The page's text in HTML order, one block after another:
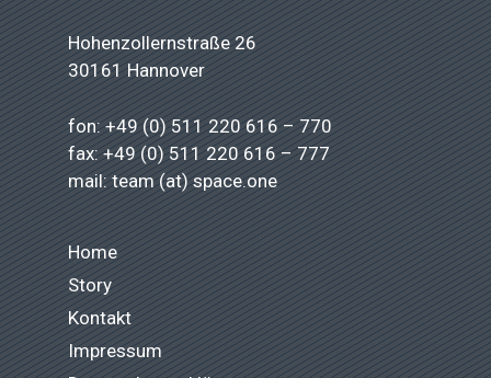
Hohenzollernstraße 26
30161 Hannover
fon: +49 (0) 511 220 616 – 770
fax: +49 (0) 511 220 616 – 777
mail: team (at) space.one
Home
Story
Kontakt
Impressum